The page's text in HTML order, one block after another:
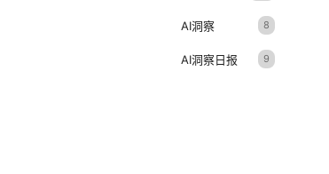
AI洞察 8
AI洞察日报 9